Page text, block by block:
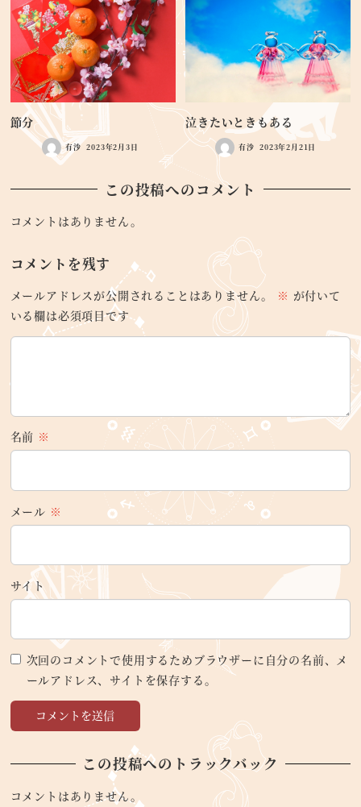
節分
有沙 2023年2月3日
泣きたいときもある
有沙 2023年2月21日
この投稿へのコメント
コメントはありません。
コメントを残す
メールアドレスが公開されることはありません。 ※ が付いて
いる欄は必須項目です
名前 ※
メール ※
サイト
次回のコメントで使用するためブラウザーに自分の名前、メ
ールアドレス、サイトを保存する。
この投稿へのトラックバック
コメントはありません。